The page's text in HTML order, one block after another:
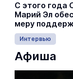
С этого года
Марий Эл
меру
Интервью
Афиша
Рост Covid-19